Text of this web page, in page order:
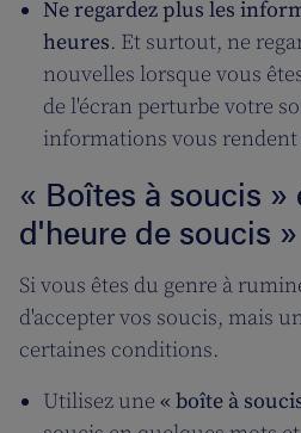
Ne regardez plus les
heures. Et surtout, ne
nouvelles lorsque vous
de l'écran perturbe votre
informations vous
« Boîtes à soucis
d'heure de soucis »
Si vous êtes du genre à
d'accepter vos soucis, mais
certaines conditions.
Utilisez une « boîte à